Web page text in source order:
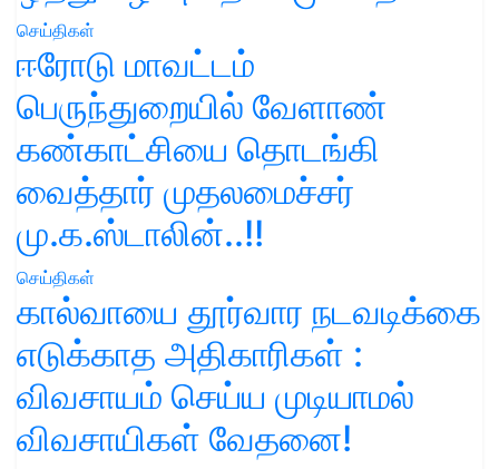
செய்திகள்
ஈரோடு மாவட்டம்
பெருந்துறையில் வேளாண்
கண்காட்சியை தொடங்கி
வைத்தார் முதலமைச்சர்
மு.க.ஸ்டாலின்..!!
செய்திகள்
கால்வாயை தூர்வார நடவடிக்கை
எடுக்காத அதிகாரிகள் :
விவசாயம் செய்ய முடியாமல்
விவசாயிகள் வேதனை!